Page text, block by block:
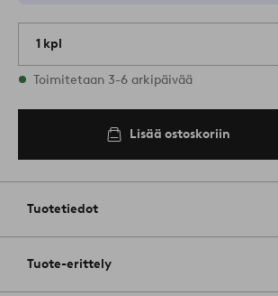
1 kpl
Varastossa
Toimitetaan 3-6 arkipäivää
Lisää ostoskoriin
Tuotetiedot
Tuote-erittely